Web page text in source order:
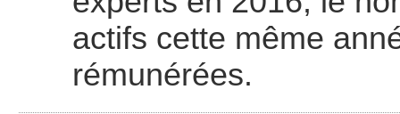
actifs cette même
rémunérées.